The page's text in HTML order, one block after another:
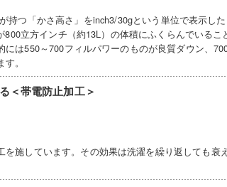
持つ「かさ高さ」をinch3/30gという単位で表示し
800立方インチ（約13L）の体積にふくらんでいる
には550～700フィルパワーのものが良質ダウン、
。
＜帯電防止加工＞
を施しています。その効果は洗濯を繰り返しても衰